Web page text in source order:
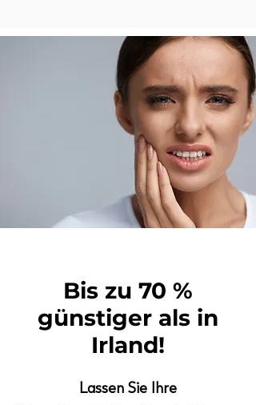
Bis zu 70 %
günstiger als in
Irland!
Lassen Sie Ihre